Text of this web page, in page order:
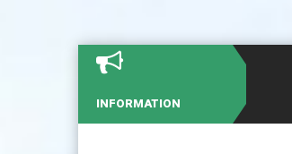
INFORMATION